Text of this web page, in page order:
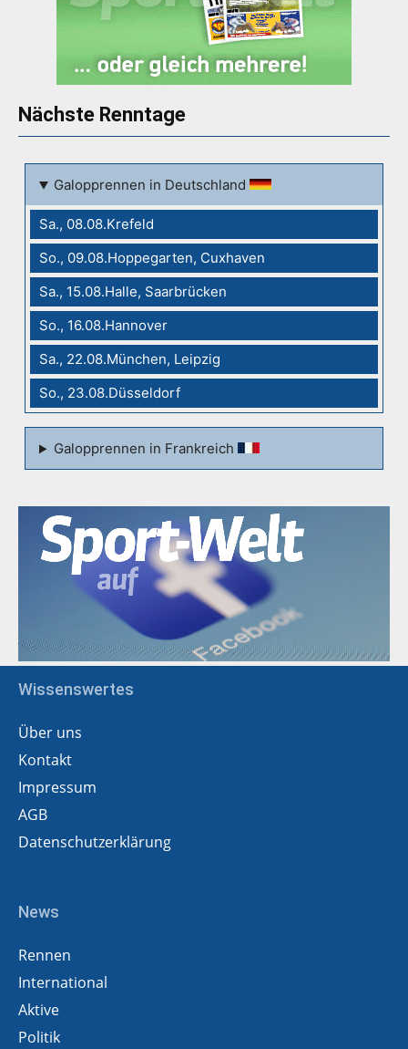
Nächste Renntage
Galopprennen in Deutschland
Sa., 08.08.Krefeld
So., 09.08.Hoppegarten, Cuxhaven
Sa., 15.08.Halle, Saarbrücken
So., 16.08.Hannover
Sa., 22.08.München, Leipzig
So., 23.08.Düsseldorf
Galopprennen in Frankreich
Wissenswertes
Über uns
Kontakt
Impressum
AGB
Datenschutzerklärung
News
Rennen
International
Aktive
Politik